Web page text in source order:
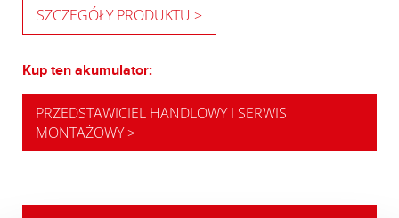
SZCZEGÓŁY PRODUKTU >
Kup ten akumulator:
PRZEDSTAWICIEL HANDLOWY I SERWIS
MONTAŻOWY >